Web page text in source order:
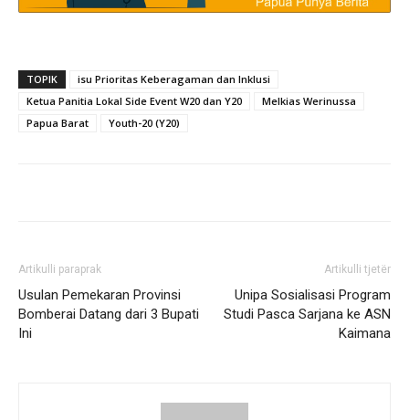
TOPIK
isu Prioritas Keberagaman dan Inklusi
Ketua Panitia Lokal Side Event W20 dan Y20
Melkias Werinussa
Papua Barat
Youth-20 (Y20)
Artikulli paraprak
Usulan Pemekaran Provinsi
Bomberai Datang dari 3 Bupati
Ini
Artikulli tjetër
Unipa Sosialisasi Program
Studi Pasca Sarjana ke ASN
Kaimana